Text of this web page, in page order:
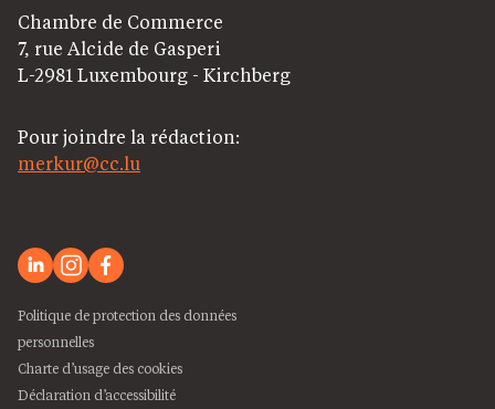
Chambre de Commerce
7, rue Alcide de Gasperi
L-2981 Luxembourg - Kirchberg
Pour joindre la rédaction:
merkur@cc.lu
Politique de protection des données
personnelles
Charte d’usage des cookies
Déclaration d’accessibilité